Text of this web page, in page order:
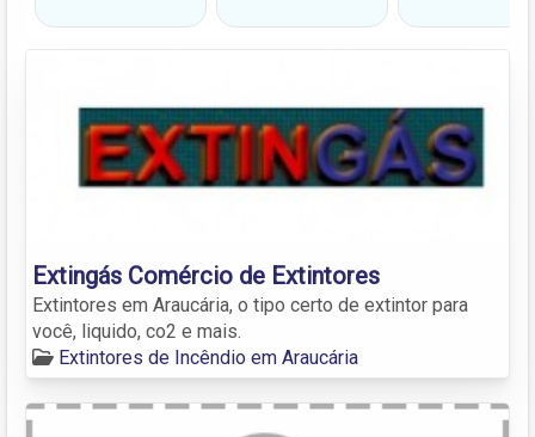
Extingás Comércio de Extintores
Extintores em Araucária, o tipo certo de extintor para
você, liquido, co2 e mais.
Extintores de Incêndio em Araucária